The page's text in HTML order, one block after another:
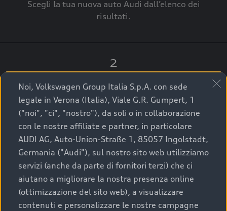
Noi, Volkswagen Group Italia S.p.A. con sede
legale in Verona (Italia), Viale G.R. Gumpert, 1
("noi", "ci", "nostro"), da soli o in collaborazione
con le nostre affiliate e partner, in particolare
AUDI AG, Auto-Union-Straße 1, 85057 Ingolstadt,
Germania ("Audi"), sul nostro sito web utilizziamo
servizi (anche da parte di fornitori terzi) che ci
aiutano a migliorare la nostra presenza online
(ottimizzazione del sito web), a visualizzare
contenuti e personalizzare le nostre campagne
Scegli la tua nuova auto Audi dall’elenco dei
risultati.
2
Clicca su “Contatta il Concessionario”.
3
A breve verrai ricontattato dal Customer Care
Audi Center o direttamente dal Concessionario
che ti supporterà per finalizzare la tua richiesta.